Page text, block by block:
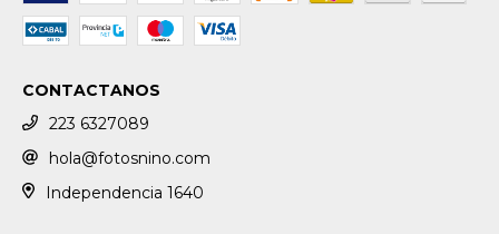
CONTACTANOS
223 6327089
hola@fotosnino.com
Independencia 1640